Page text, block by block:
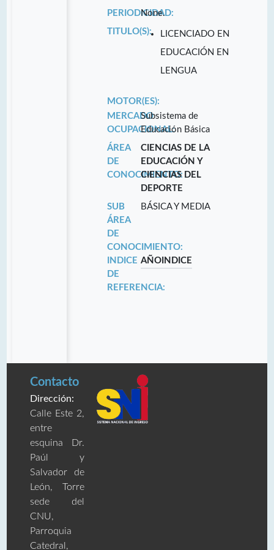
PERIODICIDAD:
None.
TITULO(S):
LICENCIADO EN
EDUCACIÓN EN
LENGUA
MOTOR(ES):
MERCADO
OCUPACIONAL:
Subsistema de
Educación Básica
ÁREA
DE
CONOCIMIENTO:
CIENCIAS DE LA
EDUCACIÓN Y
CIENCIAS DEL
DEPORTE
SUB
ÁREA
DE
CONOCIMIENTO:
BÁSICA Y MEDIA
INDICE
DE
REFERENCIA:
AÑO INDICE
Contacto
Dirección:
Calle Este 2,
entre
esquina Dr.
Paúl y
Salvador de
León, Torre
sede del
CNU,
Parroquia
Catedral,